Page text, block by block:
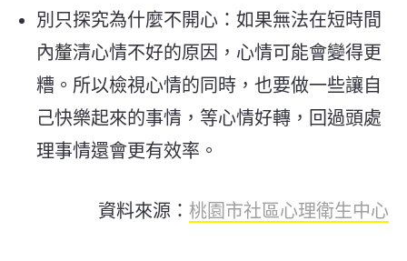
別只探究為什麼不開心：如果無法在短時間
內釐清心情不好的原因，心情可能會變得更
糟。所以檢視心情的同時，也要做一些讓自
己快樂起來的事情，等心情好轉，回過頭處
理事情還會更有效率。
資料來源： 桃園市社區心理衛生中心